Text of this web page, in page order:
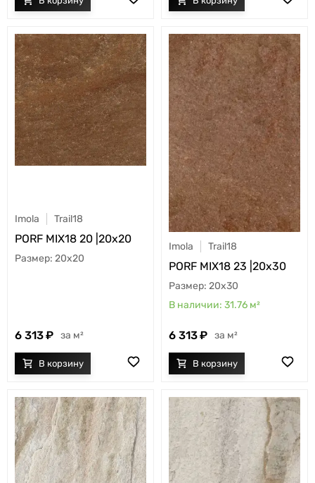
Imola Trail18
PORF MIX18 20 |20x20
20x20
6 313 м²
Imola Trail18
PORF MIX18 23 |20x30
20x30
31.76 м²
6 313 м²